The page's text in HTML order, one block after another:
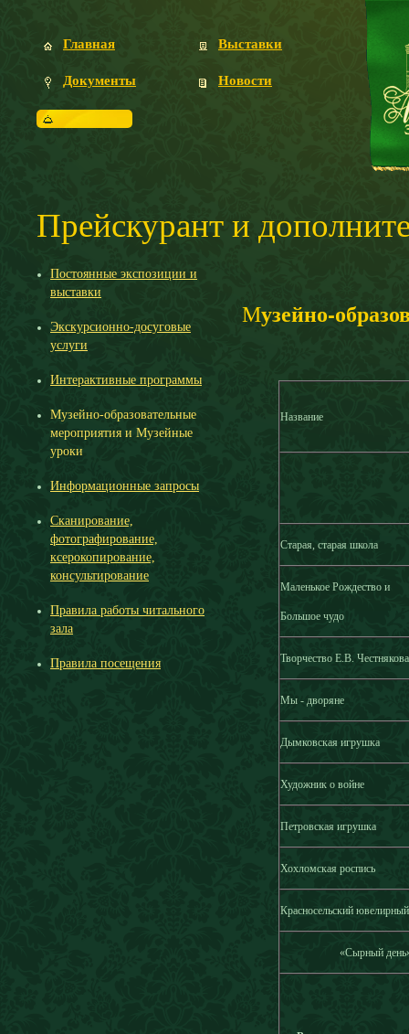
Главная
Документы
Посетителям
Выставки
Новости
Прейскурант и
Постоянные экспозиции и
выставки
Экскурсионно-досуговые
услуги
Интерактивные программы
Музейно-образовательные
мероприятия и Музейные
уроки
Информационные запросы
Cканирование,
фотографирование,
ксерокопирование,
консультирование
Правила работы читального
зала
Правила посещения
Музейно-
Название
Старая, старая школа
Маленькое Рождество и
Большое чудо
Творчество Е.В. Честнякова
Мы - дворяне
Дымковская игрушка
Художник о войне
Петровская игрушка
Хохломская роспись
Красносельский
«Сырный